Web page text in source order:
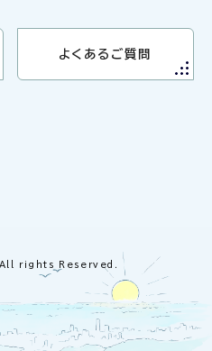
よくあるご質問
rights Reserved.